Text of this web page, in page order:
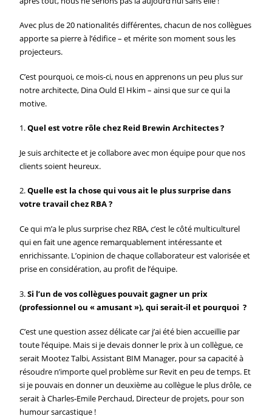
Avec plus de 20 nationalités différentes, chacun de nos collègues
apporte sa pierre à l’édifice – et mérite son moment sous les
projecteurs.
C’est pourquoi, ce mois-ci, nous en apprenons un peu plus sur
notre architecte, Dina Ould El Hkim – ainsi que sur ce qui la
motive.
1.Quel est votre rôle chez Reid Brewin Architectes ?
Je suis architecte et je collabore avec mon équipe pour que nos
clients soient heureux.
2.Quelle est la chose qui vous ait le plus surprise dans
votre travail chez RBA ?
Ce qui m’a le plus surprise chez RBA, c’est le côté multiculturel
qui en fait une agence remarquablement intéressante et
enrichissante. L’opinion de chaque collaborateur est valorisée et
prise en considération, au profit de l’équipe.
3.Si l’un de vos collègues pouvait gagner un prix
(professionnel ou « amusant »), qui serait-il et pourquoi ?
C’est une question assez délicate car j’ai été bien accueillie par
toute l’équipe. Mais si je devais donner le prix à un collègue, ce
serait Mootez Talbi, Assistant BIM Manager, pour sa capacité à
résoudre n’importe quel problème sur Revit en peu de temps. Et
si je pouvais en donner un deuxième au collègue le plus drôle, ce
serait à Charles-Emile Perchaud, Directeur de projets, pour son
humour sarcastique !